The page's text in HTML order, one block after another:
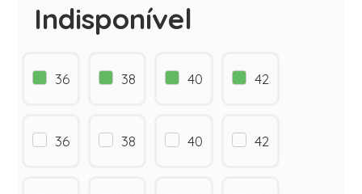
Indisponível
36 38 40 42
36 38 40 42